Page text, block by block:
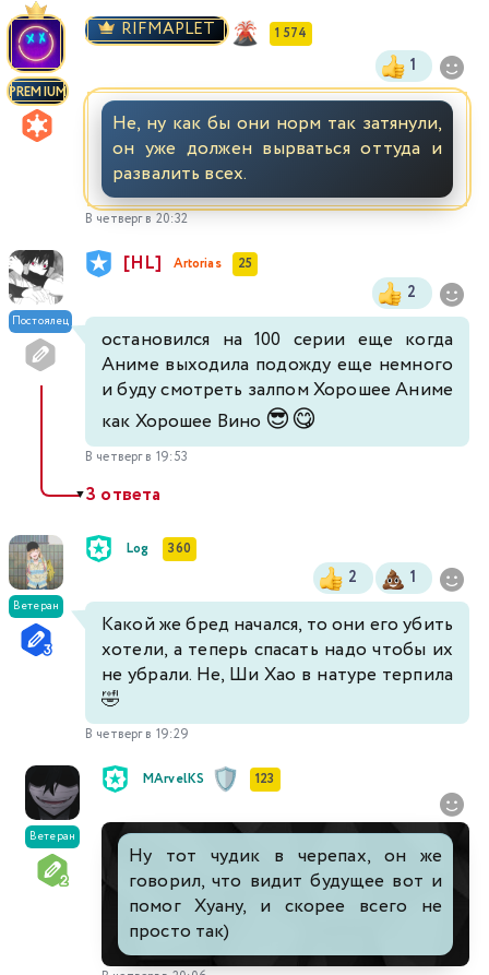
PREMIUM
RIFMAPLET 1 574
1
Не, ну как бы они норм так затянули,
он уже должен вырваться оттуда и
развалить всех.
В четверг в 20:32
Постоялец
[HL] Artorias 25
2
остановился на 100 серии еще когда
Аниме выходила подожду еще немного
и буду смотреть залпом Хорошее Аниме
как Хорошее Вино 😎😋
В четверг в 19:53
▼3 ответа
Ветеран
Log 360
2 1
Какой же бред начался, то они его убить
хотели, а теперь спасать надо чтобы их
не убрали. Не, Ши Хао в натуре терпила
🤣
В четверг в 19:29
Ветеран
MArvelKS 123
Ну тот чудик в черепах, он же
говорил, что видит будущее вот и
помог Хуану, и скорее всего не
просто так)